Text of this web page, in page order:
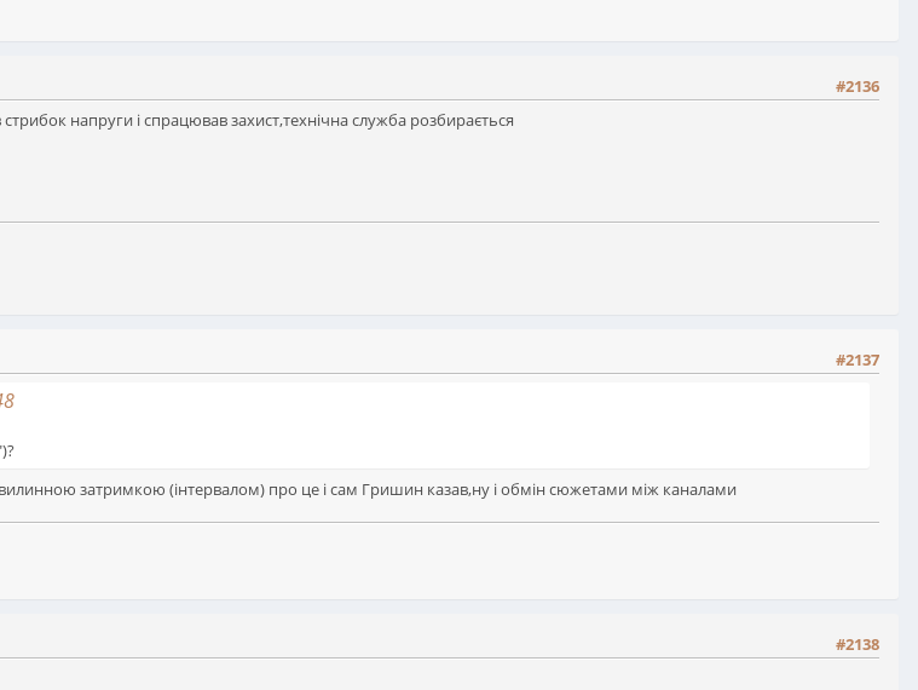
#2136
напруги і спрацював захист,технічна служба розбирається
#2137
затримкою (інтервалом) про це і сам Гришин казав,ну і обмін сюжетами між каналами
#2138